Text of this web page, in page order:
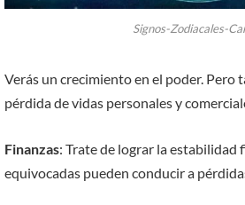
Signos-Zodiacales-
Verás un crecimiento en el poder. Pero
pérdida de vidas personales y
Finanzas: Trate de lograr la estabilidad
equivocadas pueden conducir a